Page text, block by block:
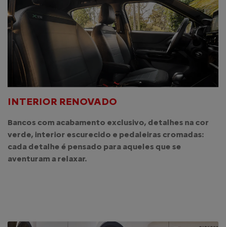
INTERIOR RENOVADO
Bancos com acabamento exclusivo, detalhes na cor
verde, interior escurecido e pedaleiras cromadas:
cada detalhe é pensado para aqueles que se
aventuram a relaxar.